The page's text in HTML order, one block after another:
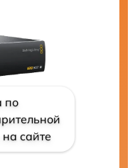
по
сайте